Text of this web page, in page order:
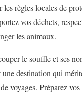
les règles locales de
vos déchets,
les animaux.
le souffle et ses
destination qui
voyages. Préparez